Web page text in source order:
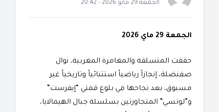
الجمعة 29 مايو 2026 - 20:42
الجمعة 29 ماي 2026
​حققت المتسلقة والمغامرة المغربية، نوال
صفنضلة، إنجازاً رياضياً استثنائياً وتاريخياً غير
مسبوق، بعد نجاحها في بلوغ قمتي “إيفرست”
و”لوتسي” المتجاورتين بسلسلة جبال الهيمالايا،